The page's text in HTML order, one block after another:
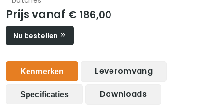
Prijs vanaf € 186,00
Nu bestellen
Kenmerken Leveromvang
Specificaties Downloads